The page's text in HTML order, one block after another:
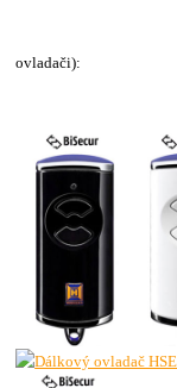
ovladači):